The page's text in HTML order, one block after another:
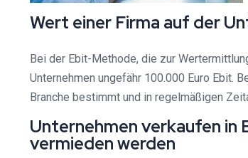
Wert einer Firma auf der
Bei der Ebit-Methode, die zur
Unternehmen ungefähr 100.000 Euro Ebit.
Branche bestimmt und in regelmäßigen
Unternehmen verkaufen in
vermieden werden